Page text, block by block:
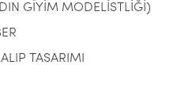
GİYİM MODELİSTLİĞİ)
TASARIMI